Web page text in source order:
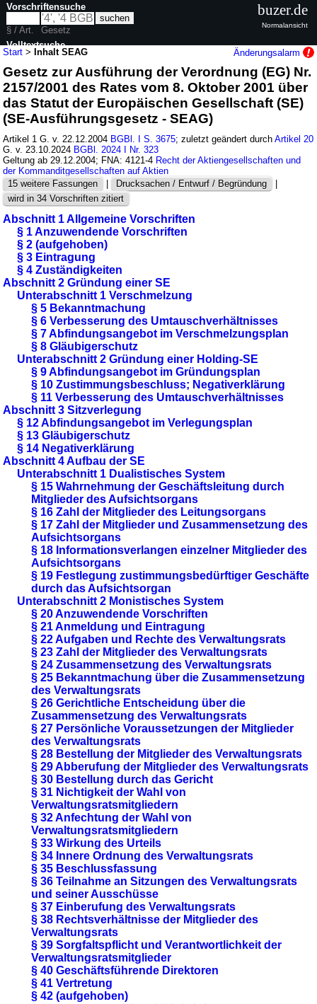
Start >Inhalt SEAG Änderungsalarm
Gesetz zur Ausführung der Verordnung (EG) Nr.
2157/2001 des Rates vom 8. Oktober 2001 über
das Statut der Europäischen Gesellschaft (SE)
(SE-Ausführungsgesetz - SEAG)
Artikel 1 G. v. 22.12.2004 BGBl. I S. 3675; zuletzt geändert durchArtikel 20
G. v. 23.10.2024 BGBl. 2024 I Nr. 323
Geltung ab 29.12.2004; FNA: 4121-4 Recht der Aktiengesellschaften und
der Kommanditgesellschaften auf Aktien
15 weitere Fassungen
| Drucksachen / Entwurf / Begründung
|
wird in 34 Vorschriften zitiert
Abschnitt 1 Allgemeine Vorschriften
§ 1 Anzuwendende Vorschriften
§ 2 (aufgehoben)
§ 3 Eintragung
§ 4 Zuständigkeiten
Abschnitt 2 Gründung einer SE
Unterabschnitt 1 Verschmelzung
§ 5 Bekanntmachung
§ 6 Verbesserung des Umtauschverhältnisses
§ 7 Abfindungsangebot im Verschmelzungsplan
§ 8 Gläubigerschutz
Unterabschnitt 2 Gründung einer Holding-SE
§ 9 Abfindungsangebot im Gründungsplan
§ 10 Zustimmungsbeschluss; Negativerklärung
§ 11 Verbesserung des Umtauschverhältnisses
Abschnitt 3 Sitzverlegung
§ 12 Abfindungsangebot im Verlegungsplan
§ 13 Gläubigerschutz
§ 14 Negativerklärung
Abschnitt 4 Aufbau der SE
Unterabschnitt 1 Dualistisches System
§ 15 Wahrnehmung der Geschäftsleitung durch
Mitglieder des Aufsichtsorgans
§ 16 Zahl der Mitglieder des Leitungsorgans
§ 17 Zahl der Mitglieder und Zusammensetzung des
Aufsichtsorgans
§ 18 Informationsverlangen einzelner Mitglieder des
Aufsichtsorgans
§ 19 Festlegung zustimmungsbedürftiger Geschäfte
durch das Aufsichtsorgan
Unterabschnitt 2 Monistisches System
§ 20 Anzuwendende Vorschriften
§ 21 Anmeldung und Eintragung
§ 22 Aufgaben und Rechte des Verwaltungsrats
§ 23 Zahl der Mitglieder des Verwaltungsrats
§ 24 Zusammensetzung des Verwaltungsrats
§ 25 Bekanntmachung über die Zusammensetzung
des Verwaltungsrats
§ 26 Gerichtliche Entscheidung über die
Zusammensetzung des Verwaltungsrats
§ 27 Persönliche Voraussetzungen der Mitglieder
des Verwaltungsrats
§ 28 Bestellung der Mitglieder des Verwaltungsrats
§ 29 Abberufung der Mitglieder des Verwaltungsrats
§ 30 Bestellung durch das Gericht
§ 31 Nichtigkeit der Wahl von
Verwaltungsratsmitgliedern
§ 32 Anfechtung der Wahl von
Verwaltungsratsmitgliedern
§ 33 Wirkung des Urteils
§ 34 Innere Ordnung des Verwaltungsrats
§ 35 Beschlussfassung
§ 36 Teilnahme an Sitzungen des Verwaltungsrats
und seiner Ausschüsse
§ 37 Einberufung des Verwaltungsrats
§ 38 Rechtsverhältnisse der Mitglieder des
Verwaltungsrats
§ 39 Sorgfaltspflicht und Verantwortlichkeit der
Verwaltungsratsmitglieder
§ 40 Geschäftsführende Direktoren
§ 41 Vertretung
§ 42 (aufgehoben)
Vorschriftensuche
§ / Art.
Gesetz
Volltextsuche
nur in SEAG
buzer.de
Normalansicht